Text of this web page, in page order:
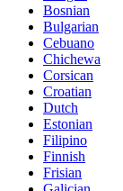
Bosnian
Bulgarian
Cebuano
Chichewa
Corsican
Croatian
Dutch
Estonian
Filipino
Finnish
Frisian